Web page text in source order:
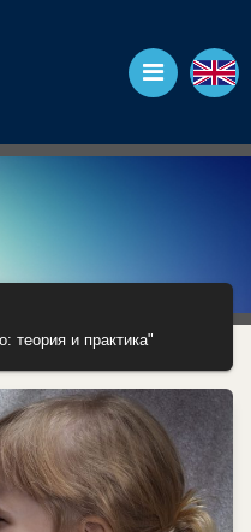
теория и практика"